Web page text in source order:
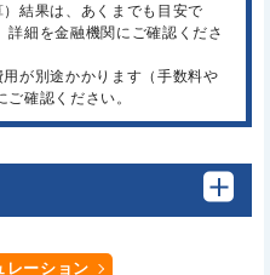
結果は、あくまでも目安で
細を金融機関にご確認くださ
が別途かかります（手数料や
確認ください。
レーション